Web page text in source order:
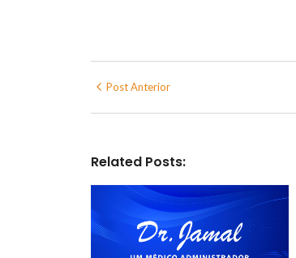
Post Anterior
Related Posts: